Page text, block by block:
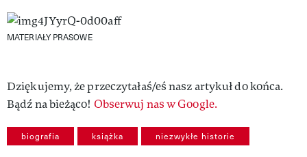
MATERIAŁY PRASOWE
Dziękujemy, że przeczytałaś/eś nasz artykuł do końca.
Bądź na bieżąco! Obserwuj nas w Google.
biografia książka niezwykłe historie